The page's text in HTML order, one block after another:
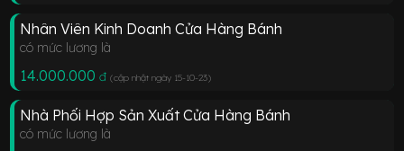
Nhân Viên Kinh Doanh Cửa Hàng Bánh
có mức lương là
14.000.000 đ (cập nhật ngày 15-10-23)
Nhà Phối Hợp Sản Xuất Cửa Hàng Bánh
có mức lương là